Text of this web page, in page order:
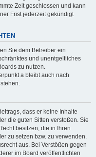
Zeit geschlossen und kann
Frist jederzeit gekündigt
Sie dem Betreiber ein
und unentgeltliches
zu nutzen.
a bleibt auch nach
dass er keine Inhalte
die guten Sitten verstoßen. Sie
besitzen, die in Ihren
zu setzen bzw. zu verwenden.
aus. Bei Verstößen gegen
im Board veröffentlichten